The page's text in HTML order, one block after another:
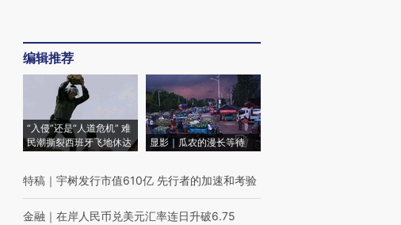
编辑推荐
“入侵”还是“人道危机” 难
民潮撕裂西班牙飞地休达
显影｜瓜农的漫长等待
特稿 ｜ 宇树发行市值610亿 先行者的加速和考验
金融 ｜ 在岸人民币兑美元汇率连日升破6.75